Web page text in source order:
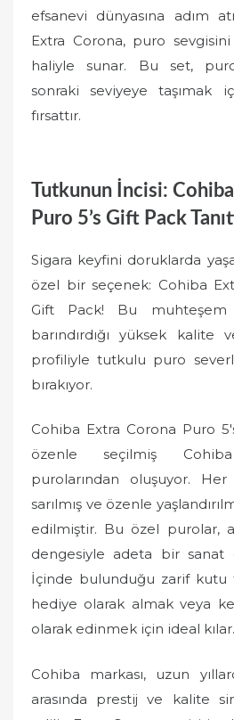
efsanevi dünyasına adım
Extra Corona, puro
haliyle sunar. Bu set,
sonraki seviyeye taşımak
fırsattır.
Tutkunun İncisi:
Puro 5’s Gift Pack
Sigara keyfini doruklarda
özel bir seçenek: Cohiba
Gift Pack! Bu
barındırdığı yüksek kalite
profiliyle tutkulu puro
bırakıyor.
Cohiba Extra Corona Puro
özenle seçilmiş
purolarından oluşuyor.
sarılmış ve özenle
edilmiştir. Bu özel purolar,
dengesiyle adeta bir sanat
İçinde bulunduğu zarif kutu
hediye olarak almak veya
olarak edinmek için ideal kılar.
Cohiba markası, uzun
arasında prestij ve kalite